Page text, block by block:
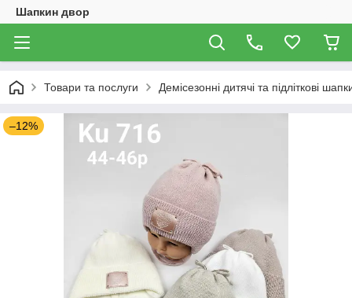
Шапкин двор
Товари та послуги Демісезонні дитячі та підліткові
–12%